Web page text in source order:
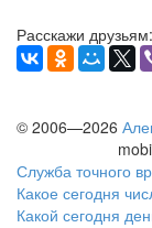
Расскажи друзьям:
© 2006—2026
Служба точного
Какое сегодня
Какой сегодня